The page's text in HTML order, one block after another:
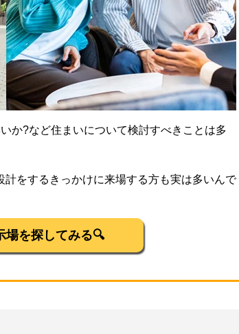
か?など住まいについて検討すべきことは多
をするきっかけに来場する方も実は多いんで
場を探してみる🔍